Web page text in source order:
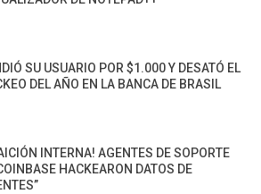
SU USUARIO POR $1.000 Y DESATÓ EL
DEL AÑO EN LA BANCA DE BRASIL
INTERNA! AGENTES DE SOPORTE
HACKEARON DATOS DE